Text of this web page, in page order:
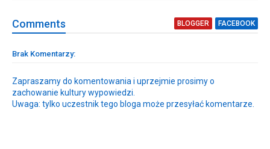
Comments BLOGGER FACEBOOK
Brak Komentarzy:
Zapraszamy do komentowania i uprzejmie prosimy o
zachowanie kultury wypowiedzi.
Uwaga: tylko uczestnik tego bloga może przesyłać komentarze.